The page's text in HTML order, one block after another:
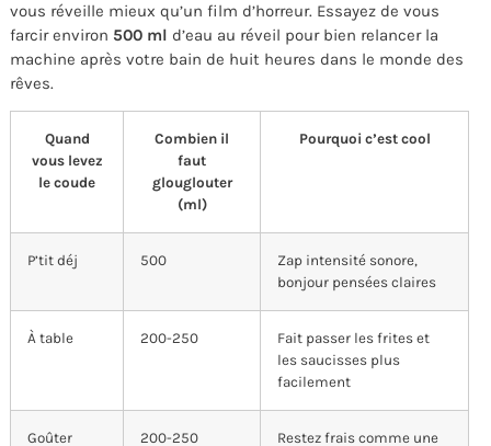
vous réveille mieux qu’un film d’horreur. Essayez de vous
farcir environ 500 ml d’eau au réveil pour bien relancer la
machine après votre bain de huit heures dans le monde des
rêves.
Quand
vous levez
le coude
Combien il
faut
glouglouter
(ml)
Pourquoi c’est cool
P’tit déj 500
Zap intensité sonore,
bonjour pensées claires
À table 200-250
Fait passer les frites et
les saucisses plus
facilement
Goûter 200-250 Restez frais comme une